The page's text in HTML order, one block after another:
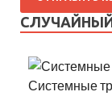
Системные